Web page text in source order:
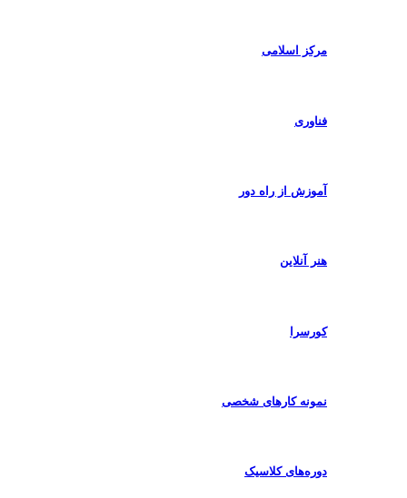
مرکز اسلامی
فناوری
آموزش از راه دور
هنر آنلاین
کورسرا
نمونه کارهای شخصی
دوره‌های کلاسیک